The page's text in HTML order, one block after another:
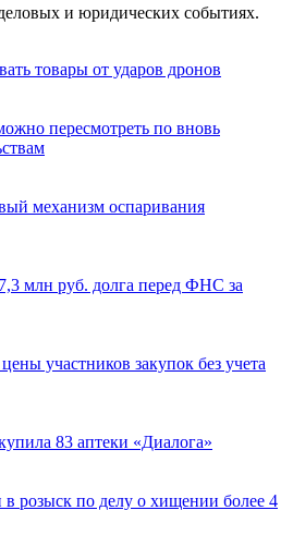
и юридических событиях.
товары от ударов дронов
пересмотреть по вновь
механизм оспаривания
млн руб. долга перед ФНС за
участников закупок без учета
83 аптеки «Диалога»
розыск по делу о хищении более 4